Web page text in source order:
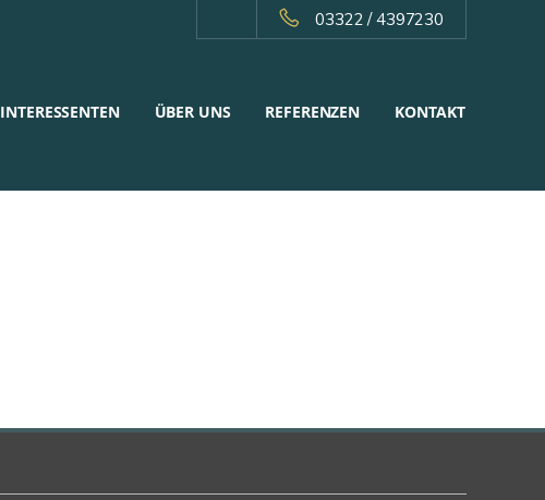
03322 / 4397230
INTERESSENTEN ÜBER UNS REFERENZEN KONTAKT